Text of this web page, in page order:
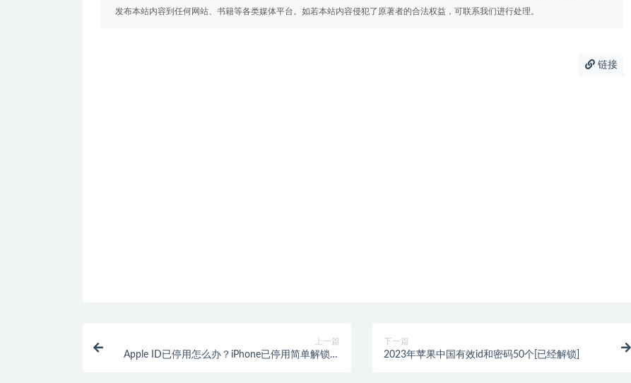
发布本站内容到任何网站、书籍等各类媒体平台。如若本站内容侵犯了原著者的合法权益，可联系我们进行处理。
链接
上一篇
Apple ID已停用怎么办？iPhone已停用简单解锁教
下一篇
2023年苹果中国有效id和密码50个[已经解锁]